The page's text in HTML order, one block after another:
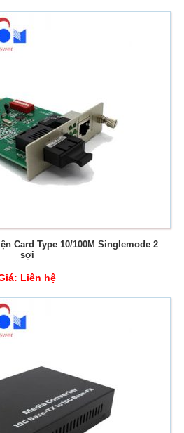
Card Type 10/100M Singlemode 2
sợi
Liên hệ